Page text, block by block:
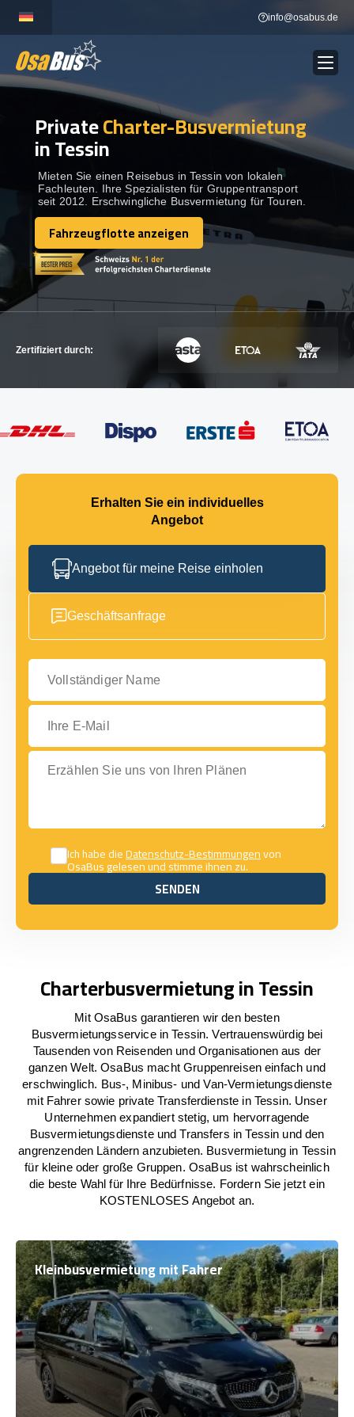
content
info@osabus.de
BUSVERMIETUNG Show dropdown
REISEZIELE Show dropdown
FLOTTE
KONTAKTIEREN SIE UNS
KONTAKTIEREN SIE UNS
PrivateCharter-Busvermietung
in Tessin
Mieten Sie einen Reisebus in Tessin von lokalen
Fachleuten. Ihre Spezialisten für Gruppentransport
seit 2012. Erschwingliche Busvermietung für Touren.
Fahrzeugflotte anzeigen
Fahrzeugflotte anzeigen
Zertifiziert durch:
Erhalten Sie ein individuelles
Angebot
Angebot für meine Reise einholen
Geschäftsanfrage
Vollständiger Name
Ihre E-Mail
Erzählen Sie uns von Ihren Plänen
Ich habe dieDatenschutz-Bestimmungenvon
OsaBus gelesen und stimme ihnen zu.
SENDEN
SENDEN
Charterbusvermietung in Tessin
Mit OsaBus garantieren wir den besten
Busvermietungsservice in Tessin. Vertrauenswürdig bei
Tausenden von Reisenden und Organisationen aus der
ganzen Welt. OsaBus macht Gruppenreisen einfach und
erschwinglich. Bus-, Minibus- und Van-Vermietungsdienste
mit Fahrer sowie private Transferdienste in Tessin. Unser
Unternehmen expandiert stetig, um hervorragende
Busvermietungsdienste und Transfers in Tessin und den
angrenzenden Ländern anzubieten. Busvermietung in Tessin
für kleine oder große Gruppen. OsaBus ist wahrscheinlich
die beste Wahl für Ihre Bedürfnisse. Fordern Sie jetzt ein
KOSTENLOSES Angebot an.
Kleinbusvermietung mit Fahrer